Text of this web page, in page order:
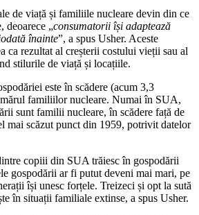
de viață și familiile nucleare devin din ce
deoarece „consumatorii își adaptează
înainte”, a spus Usher. Aceste
ca rezultat al creșterii costului vieții sau al
stilurile de viață și locațiile.
este în scădere (acum 3,3
familiilor nucleare. Numai în SUA,
sunt familii nucleare, în scădere față de
mai scăzut punct din 1959, potrivit datelor
copiii din SUA trăiesc în gospodării
gospodării ar fi putut deveni mai mari, pe
își unesc forțele. Treizeci și opt la sută
în situații familiale extinse, a spus Usher.